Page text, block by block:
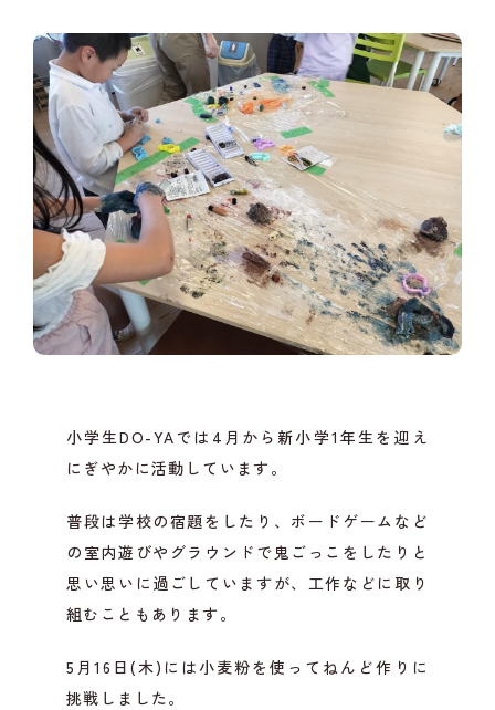
小学生DO-YAでは4月から新小学1年生を迎え
にぎやかに活動しています。
普段は学校の宿題をしたり、ボードゲームなど
の室内遊びやグラウンドで鬼ごっこをしたりと
思い思いに過ごしていますが、工作などに取り
組むこともあります。
5月16日(木)には小麦粉を使ってねんど作りに
挑戦しました。